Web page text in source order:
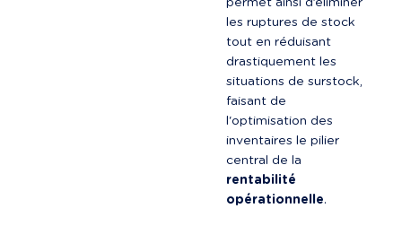
permet ainsi d’éliminer
les ruptures de stock
tout en réduisant
drastiquement les
situations de surstock,
faisant de
l'optimisation des
inventaires le pilier
central de la
rentabilité
opérationnelle.